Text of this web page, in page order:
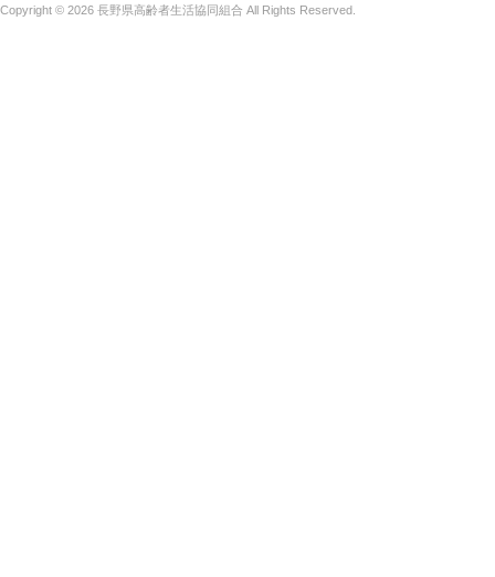
Copyright © 2026 長野県高齢者生活協同組合 All Rights Reserved.